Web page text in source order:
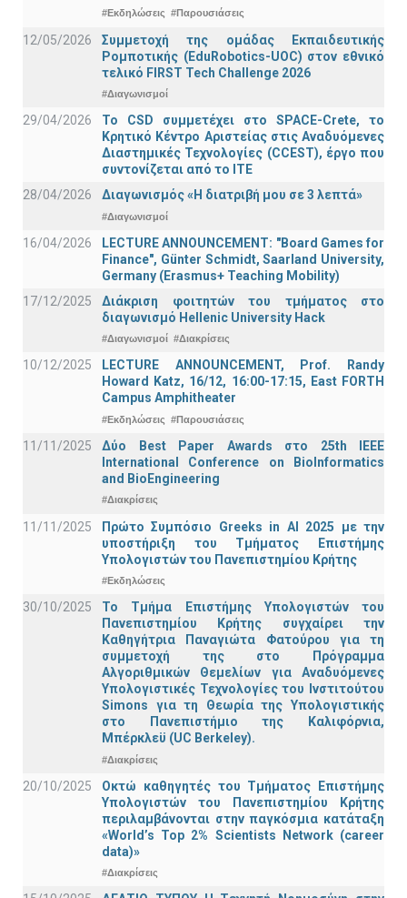
#Εκδηλώσεις #Παρουσιάσεις
12/05/2026
Συμμετοχή της ομάδας Εκπαιδευτικής
Ρομποτικής (EduRobotics-UOC) στον εθνικό
τελικό FIRST Tech Challenge 2026
#Διαγωνισμοί
29/04/2026
Το CSD συμμετέχει στο SPACE-Crete, το
Κρητικό Κέντρο Αριστείας στις Αναδυόμενες
Διαστημικές Τεχνολογίες (CCEST), έργο που
συντονίζεται από το ΙΤΕ
28/04/2026
Διαγωνισμός «Η διατριβή μου σε 3 λεπτά»
#Διαγωνισμοί
16/04/2026
LECTURE ANNOUNCEMENT: "Board Games for
Finance", Günter Schmidt, Saarland University,
Germany (Erasmus+ Teaching Mobility)
17/12/2025
Διάκριση φοιτητών του τμήματος στο
διαγωνισμό Hellenic University Hack
#Διαγωνισμοί #Διακρίσεις
10/12/2025
LECTURE ANNOUNCEMENT, Prof. Randy
Howard Katz, 16/12, 16:00-17:15, East FORTH
Campus Amphitheater
#Εκδηλώσεις #Παρουσιάσεις
11/11/2025
Δύο Best Paper Awards στο 25th IEEE
International Conference on BioInformatics
and BioEngineering
#Διακρίσεις
11/11/2025
Πρώτο Συμπόσιο Greeks in AI 2025 με την
υποστήριξη του Τμήματος Επιστήμης
Υπολογιστών του Πανεπιστημίου Κρήτης
#Εκδηλώσεις
30/10/2025
Το Τμήμα Επιστήμης Υπολογιστών του
Πανεπιστημίου Κρήτης συγχαίρει την
Καθηγήτρια Παναγιώτα Φατούρου για τη
συμμετοχή της στο Πρόγραμμα
Αλγοριθμικών Θεμελίων για Αναδυόμενες
Υπολογιστικές Τεχνολογίες του Ινστιτούτου
Simons για τη Θεωρία της Υπολογιστικής
στο Πανεπιστήμιο της Καλιφόρνια,
Μπέρκλεϋ (UC Berkeley).
#Διακρίσεις
20/10/2025
Οκτώ καθηγητές του Τμήματος Επιστήμης
Υπολογιστών του Πανεπιστημίου Κρήτης
περιλαμβάνονται στην παγκόσμια κατάταξη
«World’s Top 2% Scientists Network (career
data)»
#Διακρίσεις